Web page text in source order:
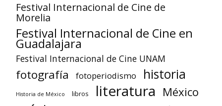
Festival Internacional de Cine de
Morelia
Festival Internacional de Cine en
Guadalajara
Festival Internacional de Cine UNAM
fotografía fotoperiodismo historia
Historia de México libros literatura México